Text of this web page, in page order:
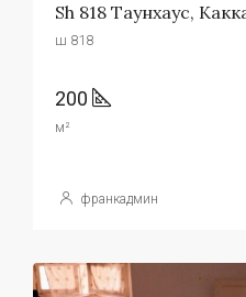
Sh 818 Таунхаус,
ш 818
200
м²
франкадмин